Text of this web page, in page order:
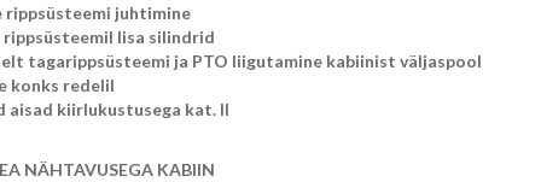
rippsüsteemi juhtimine
rippsüsteemil lisa silindrid
tagarippsüsteemi ja PTO liigutamine kabiinist väljaspool
konks redelil
aisad kiirlukustusega kat. II
NÄHTAVUSEGA KABIIN